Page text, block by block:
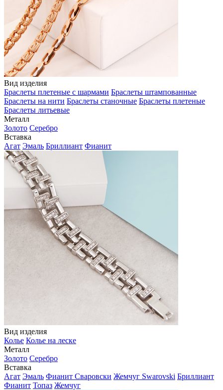
Вид изделия
Браслеты плетеные с шармами Браслеты штампованные
Браслеты на нити Браслеты станочные Браслеты плетеные
Браслеты литьевые
Металл
Золото Серебро
Вставка
Агат Эмаль Бриллиант Фианит
Вид изделия
Колье Колье на леске
Металл
Золото Серебро
Вставка
Агат Эмаль Фианит Сваровски Жемчуг Swarovski Бриллиант
Фианит Топаз Жемчуг